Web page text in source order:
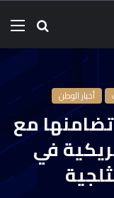
أخبار الوطن
مع
في